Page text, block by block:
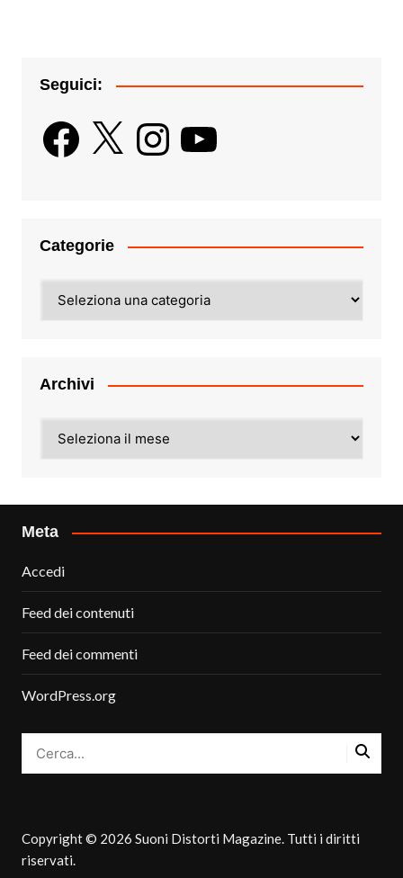
Seguici:
Facebook
X InstagramYouTube
Categorie
Archivi
Meta
Accedi
Feed dei contenuti
Feed dei commenti
WordPress.org
Copyright © 2026 Suoni Distorti Magazine. Tutti i diritti
riservati.